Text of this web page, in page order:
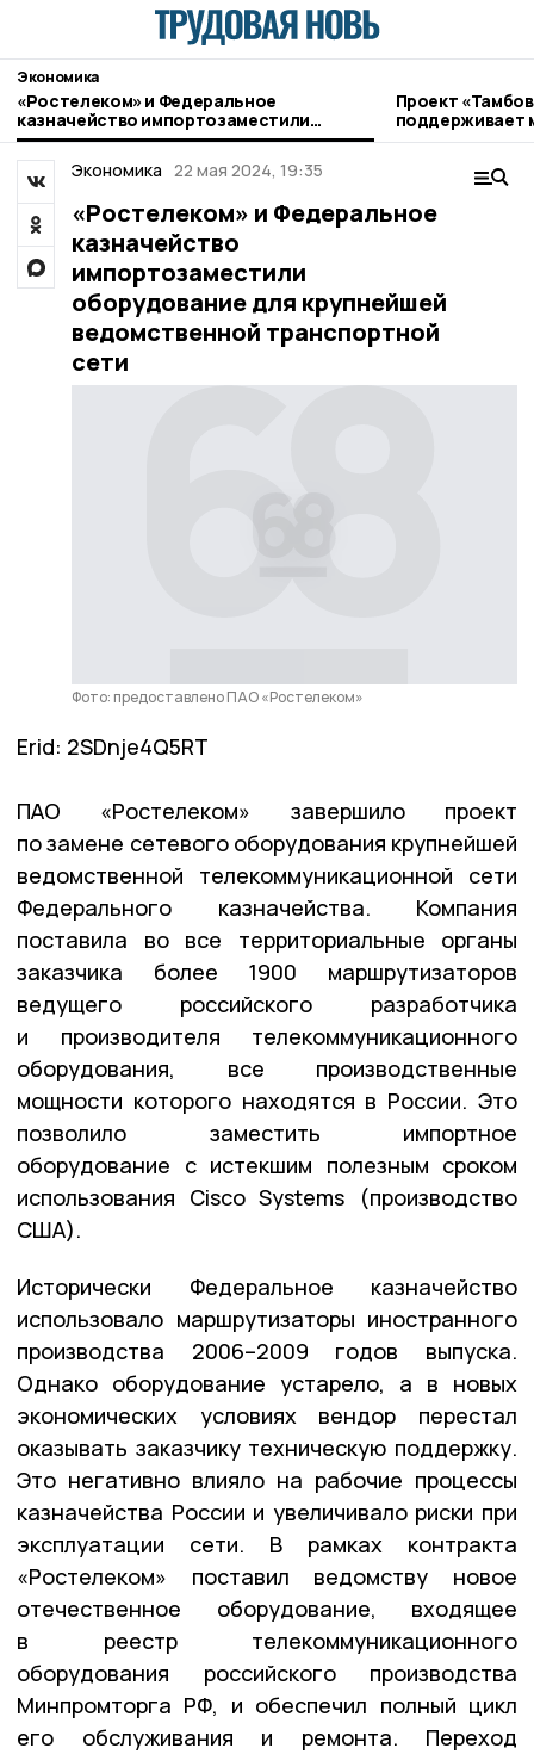
Экономика
«Ростелеком» и Федеральное
казначейство импортозаместили
оборудование для крупнейшей
ведомственной транспортной сети
Проект
поддерживает
Экономика 22 мая 2024, 19:35
«Ростелеком» и Федеральное
казначейство
импортозаместили
оборудование для крупнейшей
ведомственной транспортной
сети
Фото: предоставлено ПАО «Ростелеком»
Erid: 2SDnje4Q5RT
ПАО «Ростелеком» завершило проект
по замене сетевого оборудования крупнейшей
ведомственной телекоммуникационной сети
Федерального казначейства. Компания
поставила во все территориальные органы
заказчика более 1900 маршрутизаторов
ведущего российского разработчика
и производителя телекоммуникационного
оборудования, все производственные
мощности которого находятся в России. Это
позволило заместить импортное
оборудование с истекшим полезным сроком
использования Cisco Systems (производство
США).
Исторически Федеральное казначейство
использовало маршрутизаторы иностранного
производства 2006–2009 годов выпуска.
Однако оборудование устарело, а в новых
экономических условиях вендор перестал
оказывать заказчику техническую поддержку.
Это негативно влияло на рабочие процессы
казначейства России и увеличивало риски при
эксплуатации сети. В рамках контракта
«Ростелеком» поставил ведомству новое
отечественное оборудование, входящее
в реестр телекоммуникационного
оборудования российского производства
Минпромторга РФ, и обеспечил полный цикл
его обслуживания и ремонта. Переход